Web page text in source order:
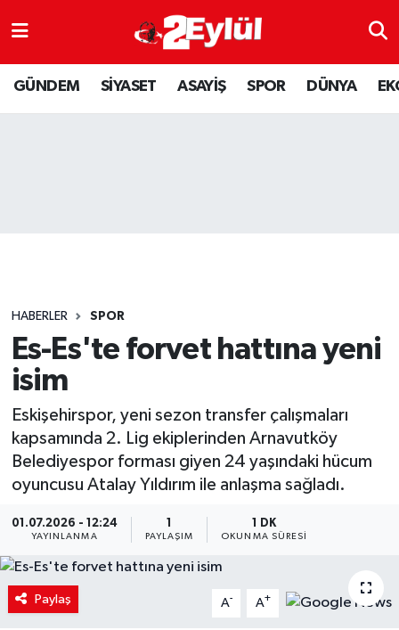
GÜNDEM SİYASET ASAYİŞ SPOR DÜNYA
HABERLER SPOR
Es-Es'te forvet hattına yeni
isim
Eskişehirspor, yeni sezon transfer çalışmaları
kapsamında 2. Lig ekiplerinden Arnavutköy
Belediyespor forması giyen 24 yaşındaki hücum
oyuncusu Atalay Yıldırım ile anlaşma sağladı.
01.07.2026 - 12:24
YAYINLANMA PAYLAŞIM
1 DK
OKUNMA SÜRESI
Paylaş A- A+
ASAYİŞ
DÜNYA
SPOR
YAŞAM
Nöbetçi Eczaneler
Hava Durumu
Son Dakika Haberleri
Haber Arşivi